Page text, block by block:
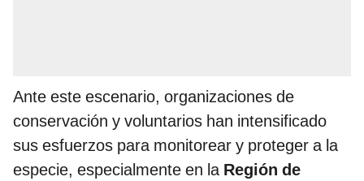
Ante este escenario, organizaciones de
conservación y voluntarios han intensificado
sus esfuerzos para monitorear y proteger a la
especie, especialmente en la Región de